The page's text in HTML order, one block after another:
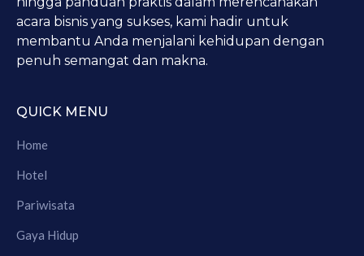
acara bisnis yang sukses, kami hadir untuk
membantu Anda menjalani kehidupan dengan
penuh semangat dan makna.
QUICK MENU
Home
Hotel
Pariwisata
Gaya Hidup